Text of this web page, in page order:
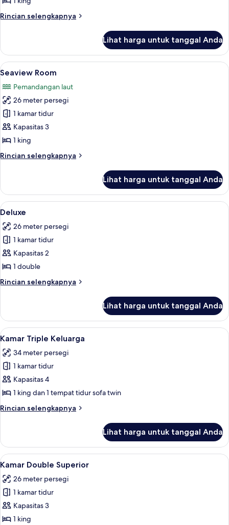
Rincian selengkapnya
Rincian
Grand
Seaview
Lihat harga untuk tanggal Anda
Lihat
semua
foto
untuk
Seaview
Room
Seaview Room | Seprai premium,
22
Seaview Room
Pemandangan laut
26 meter persegi
1 kamar tidur
Kapasitas 3
1 king
Rincian selengkapnya
Rincian
Seaview
Room
Lihat harga untuk tanggal Anda
Lihat
semua
foto
untuk
Deluxe
Deluxe | Seprai premium, bantalan
7
Deluxe
26 meter persegi
1 kamar tidur
Kapasitas 2
1 double
Rincian selengkapnya
Rincian
Deluxe
Lihat harga untuk tanggal Anda
Lihat
semua
foto
untuk
Kamar
Triple
Keluarga
Kamar Triple Keluarga | Seprai
16
Kamar Triple Keluarga
34 meter persegi
1 kamar tidur
Kapasitas 4
1 king dan 1 tempat tidur sofa twin
Rincian selengkapnya
Rincian
Kamar
Triple
Keluarga
Lihat harga untuk tanggal Anda
Lihat
semua
foto
untuk
Kamar
Double
Kamar Double Superior | Seprai
12
Kamar Double Superior
26 meter persegi
1 kamar tidur
Kapasitas 3
1 king